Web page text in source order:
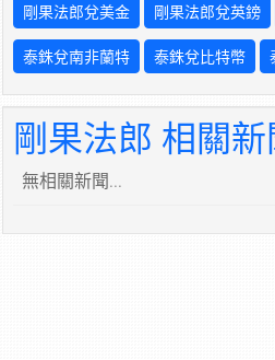
剛果法郎兌美金 剛果法郎兌英鎊
泰銖兌南非蘭特 泰銖兌比特幣
剛果法郎 相關新
無相關新聞...